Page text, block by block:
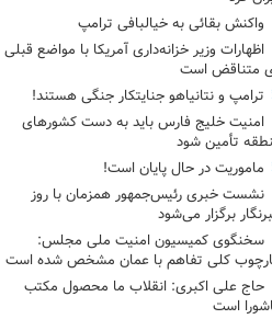
واکنش بقائی به خیالبافی ترامپ
اظهارات وزیر خزانه‌داری آمریکا با مواضع قبلی
متناقض است
ترامپ و نتانیاهو جنایتکار جنگی هستند!
امنیت خلیج فارس باید به دست کشورهای
تأمین شود
ماموریت در حال پایان است!
نشست خبری رئیس‌جمهور همزمان با روز
برگزار می‌شود
سخنگوی کمیسیون امنیت ملی مجلس:
کلی تفاهم با عمان مشخص شده است
حاج علی اکبری: انقلاب ما محصول مکتب
است